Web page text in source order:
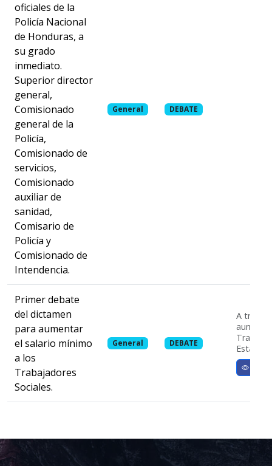
oficiales de la
Policía Nacional
de Honduras, a
su grado
inmediato.
Superior director
general,
Comisionado
general de la
Policía,
Comisionado de
servicios,
Comisionado
auxiliar de
sanidad,
Comisario de
Policía y
Comisionado de
Intendencia.
General DEBATE
Primer debate
del dictamen
para aumentar
el salario mínimo
a los
Trabajadores
Sociales.
General DEBATE
A